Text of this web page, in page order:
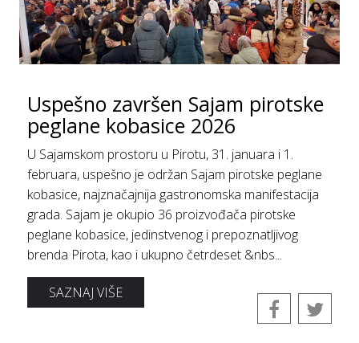
Uspešno završen Sajam pirotske
peglane kobasice 2026
U Sajamskom prostoru u Pirotu, 31. januara i 1.
februara, uspešno je održan Sajam pirotske peglane
kobasice, najznačajnija gastronomska manifestacija
grada. Sajam je okupio 36 proizvođača pirotske
peglane kobasice, jedinstvenog i prepoznatljivog
brenda Pirota, kao i ukupno četrdeset &nbs...
SAZNAJ VIŠE